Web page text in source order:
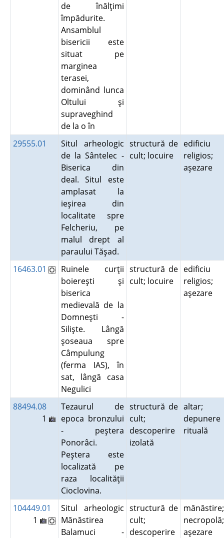
de înălţimi
împădurite.
Ansamblul
bisericii este
situat pe
marginea
terasei,
dominând lunca
Oltului şi
supraveghind
de la o în
29555.01
Situl arheologic
de la Sântelec -
Biserica din
deal. Situl este
amplasat la
ieşirea din
localitate spre
Felcheriu, pe
malul drept al
paraului Tăşad.
structură de
cult; locuire
edificiu
religios;
aşezare
16463.01
Ruinele curţii
boiereşti şi
biserica
medievală de la
Domneşti -
Silişte. Lângă
şoseaua spre
Câmpulung
(ferma IAS), în
sat, lângă casa
Negulici
structură de
cult; locuire
edificiu
religios;
aşezare
88494.08
1
Tezaurul de
epoca bronzului
- peştera
Ponorâci.
Peştera este
localizată pe
raza localităţii
Cioclovina.
structură de
cult;
descoperire
izolată
altar;
depunere
rituală
104449.01
1
Situl arheologic
Mănăstirea
Balamuci -
structură de
cult;
descoperire
mănăstire;
necropolă;
aşezare